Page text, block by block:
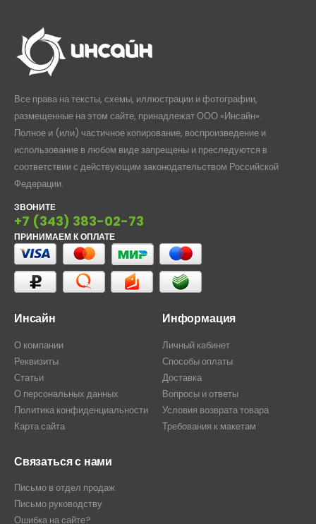
Все права на тексты, схемы, иллюстрации и фотографии,
размещенные на этом сайте, принадлежат ООО «Инсайн».
Полное и (или) частичное копирование, воспроизведение и
использование в любом виде запрещены и преследуются в
соответствии с действующим законодательством Российской
Федерации.
ЗВОНИТЕ
+7 (343) 383-02-73
ПРИНИМАЕМ К ОПЛАТЕ
Инсайн
О компании
Реквизиты
Статьи
О персональных данных
Политика конфиденциальности
Карта сайта
Информация
Личный кабинет
Способы оплаты
Доставка
Вопросы и ответы
Условия возврата товара
Требования к макетам
Связаться с нами
Письмо в отдел продаж
Письмо руководству
Ошибка на сайте?